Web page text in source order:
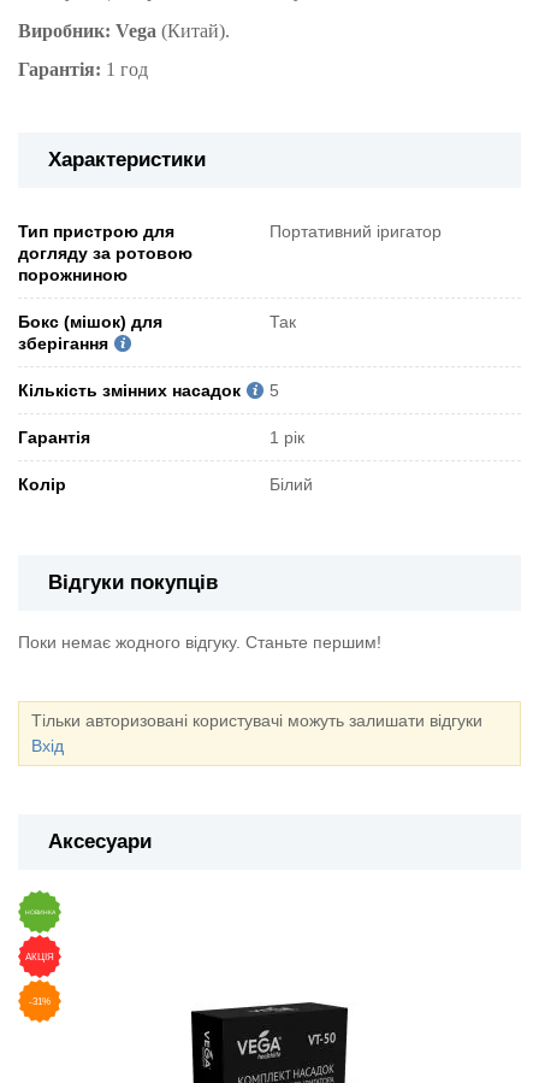
Виробник: Vega (Китай).
Гарантія: 1 год
Характеристики
Тип пристрою для
догляду за ротовою
порожниною
Портативний іригатор
Бокс (мішок) для
зберігання
Так
Кількість змінних насадок 5
Гарантія 1 рік
Колір Білий
Відгуки покупців
Поки немає жодного відгуку. Станьте першим!
Тільки авторизовані користувачі можуть залишати відгуки
Вхід
Аксесуари
НОВИНКА
АКЦІЯ
-31%